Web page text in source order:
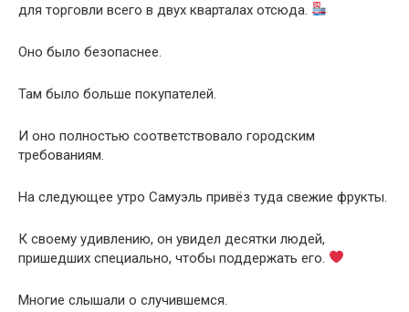
для торговли всего в двух кварталах отсюда.
Оно было безопаснее.
Там было больше покупателей.
И оно полностью соответствовало городским
требованиям.
На следующее утро Самуэль привёз туда свежие фрукты.
К своему удивлению, он увидел десятки людей,
пришедших специально, чтобы поддержать его.
Многие слышали о случившемся.